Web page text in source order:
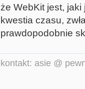
że WebKit jest,
kwestia czasu,
prawdopodobnie
kontakt: asie @